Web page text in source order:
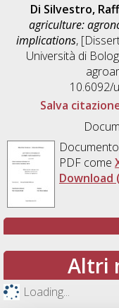
Di Silvestro,
agriculture:
implications,
Università di
10.6092/
Salva
PDF come
Download
Altri
Loading...